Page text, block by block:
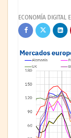
ECONOMÍA DIGITAL